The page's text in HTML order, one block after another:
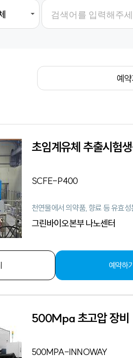
예
초임계유체 추출시험
SCFE-P400
천연물에서 의약품, 향료 등 유효
그린바이오본부 나노센터
예약하기
500Mpa 초고압 장비
500MPA-INNOWAY